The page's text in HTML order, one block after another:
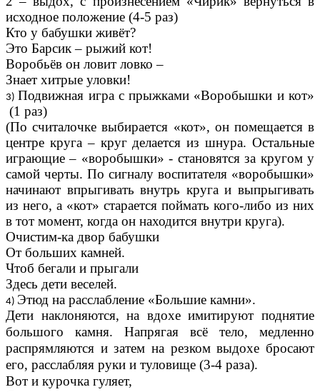
исходное положение (4-5 раз)
Кто у бабушки живёт?
Это Барсик – рыжий кот!
Воробьёв он ловит ловко –
Знает хитрые уловки!
Подвижная игра с прыжками «Воробышки и кот»
(1 раз)
(По считалочке выбирается «кот», он помещается в
центре круга – круг делается из шнура. Остальные
играющие – «воробышки» - становятся за кругом у
самой черты. По сигналу воспитателя «воробышки»
начинают впрыгивать внутрь круга и выпрыгивать
из него, а «кот» старается поймать кого-либо из них
в тот момент, когда он находится внутри круга).
Очистим-ка двор бабушки
От больших камней.
Чтоб бегали и прыгали
Здесь дети веселей.
Этюд на расслабление «Большие камни».
Дети наклоняются, на вдохе имитируют поднятие
большого камня. Напрягая всё тело, медленно
распрямляются и затем на резком выдохе бросают
его, расслабляя руки и туловище (3-4 раза).
Вот и курочка гуляет,